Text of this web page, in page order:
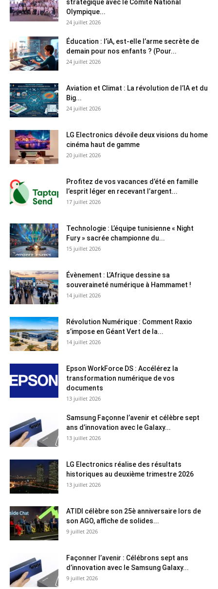
stratégique avec le Comité National
Olympique...
24 juillet 2026
Éducation : l’iA, est-elle l’arme secrète de
demain pour nos enfants ? (Pour...
24 juillet 2026
Aviation et Climat : La révolution de l’IA et du
Big...
24 juillet 2026
LG Electronics dévoile deux visions du home
cinéma haut de gamme
20 juillet 2026
Profitez de vos vacances d’été en famille
l’esprit léger en recevant l’argent...
17 juillet 2026
Technologie : L’équipe tunisienne « Night
Fury » sacrée championne du...
15 juillet 2026
Évènement : L’Afrique dessine sa
souveraineté numérique à Hammamet !
14 juillet 2026
Révolution Numérique : Comment Raxio
s’impose en Géant Vert de la...
14 juillet 2026
Epson WorkForce DS : Accélérez la
transformation numérique de vos
documents
13 juillet 2026
Samsung Façonne l’avenir et célèbre sept
ans d’innovation avec le Galaxy...
13 juillet 2026
LG Electronics réalise des résultats
historiques au deuxième trimestre 2026
13 juillet 2026
ATIDI célèbre son 25è anniversaire lors de
son AGO, affiche de solides...
9 juillet 2026
Façonner l’avenir : Célébrons sept ans
d’innovation avec le Samsung Galaxy...
9 juillet 2026